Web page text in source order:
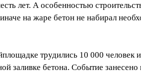
лет. А особенностью
на жаре бетон не набирал
трудились 10 000 человек
заливке бетона. Событие занесено